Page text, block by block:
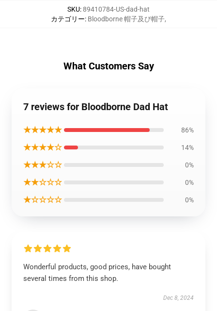
SKU:89410784-US-dad-hat
カテゴリー: Bloodborne 帽子及び帽子,
What Customers Say
7 reviews for Bloodborne Dad Hat
★★★★★ 86%
★★★★☆ 14%
★★★☆☆ 0%
★★☆☆☆ 0%
★☆☆☆☆ 0%
Wonderful products, good prices, have bought
several times from this shop.
Dec 8, 2024